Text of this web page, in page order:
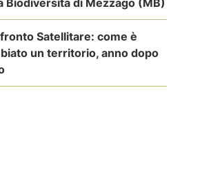
Satellitare: come è
un territorio, anno dopo